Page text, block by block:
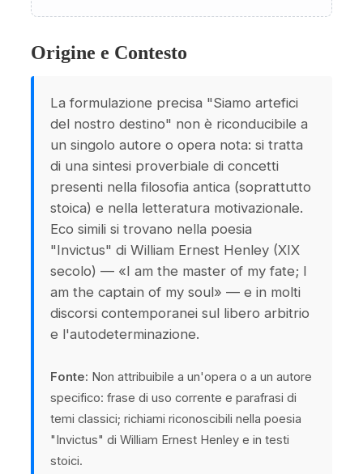
Origine e Contesto
La formulazione precisa "Siamo artefici
del nostro destino" non è riconducibile a
un singolo autore o opera nota: si tratta
di una sintesi proverbiale di concetti
presenti nella filosofia antica (soprattutto
stoica) e nella letteratura motivazionale.
Eco simili si trovano nella poesia
"Invictus" di William Ernest Henley (XIX
secolo) — «I am the master of my fate; I
am the captain of my soul» — e in molti
discorsi contemporanei sul libero arbitrio
e l'autodeterminazione.
Fonte: Non attribuibile a un'opera o a un autore
specifico: frase di uso corrente e parafrasi di
temi classici; richiami riconoscibili nella poesia
"Invictus" di William Ernest Henley e in testi
stoici.